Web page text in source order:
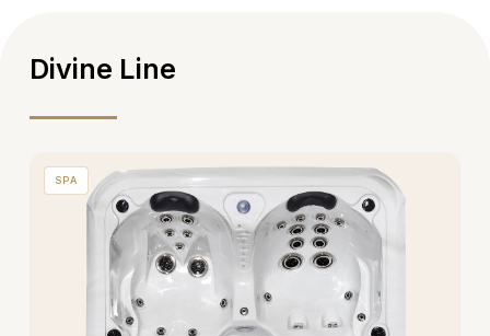
Divine Line
SPA